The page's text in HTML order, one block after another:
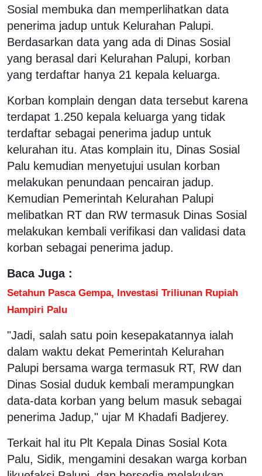
Sosial membuka dan memperlihatkan data
penerima jadup untuk Kelurahan Palupi.
Berdasarkan data yang ada di Dinas Sosial
yang berasal dari Kelurahan Palupi, korban
yang terdaftar hanya 21 kepala keluarga.
Korban komplain dengan data tersebut karena
terdapat 1.250 kepala keluarga yang tidak
terdaftar sebagai penerima jadup untuk
kelurahan itu. Atas komplain itu, Dinas Sosial
Palu kemudian menyetujui usulan korban
melakukan penundaan pencairan jadup.
Kemudian Pemerintah Kelurahan Palupi
melibatkan RT dan RW termasuk Dinas Sosial
melakukan kembali verifikasi dan validasi data
korban sebagai penerima jadup.
Baca Juga :
Setahun Pasca Gempa, Investasi Triliunan Rupiah
Hampiri Palu
"Jadi, salah satu poin kesepakatannya ialah
dalam waktu dekat Pemerintah Kelurahan
Palupi bersama warga termasuk RT, RW dan
Dinas Sosial duduk kembali merampungkan
data-data korban yang belum masuk sebagai
penerima Jadup," ujar M Khadafi Badjerey.
Terkait hal itu Plt Kepala Dinas Sosial Kota
Palu, Sidik, mengamini desakan warga korban